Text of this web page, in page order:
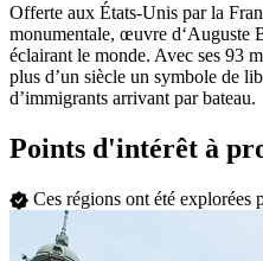
Offerte aux États-Unis par la
monumentale, œuvre d‘Auguste
éclairant le monde. Avec ses 93
plus d’un siècle un symbole de
d’immigrants arrivant par bateau.
Points d'intérêt à
Ces régions ont été explorées